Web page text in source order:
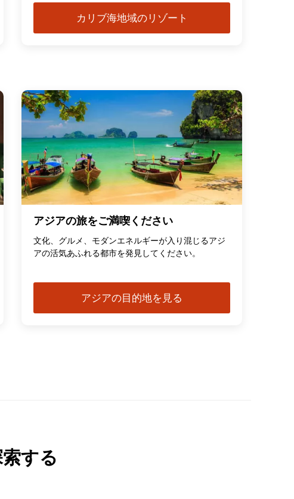
カリブ海地域のリゾート
アジアの旅をご満喫ください
文化、グルメ、モダンエネルギーが入り混じるアジ
アの活気あふれる都市を発見してください。
アジアの目的地を見る
する